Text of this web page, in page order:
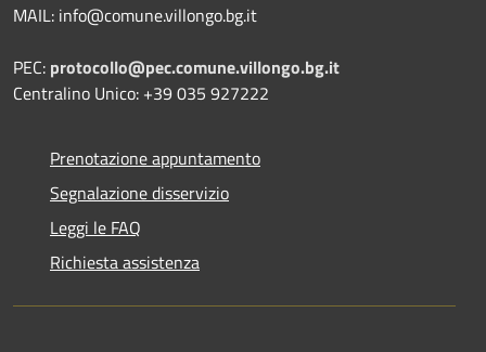
MAIL: info@comune.villongo.bg.it
PEC: protocollo@pec.comune.villongo.bg.it
Centralino Unico: +39 035 927222
Prenotazione appuntamento
Segnalazione disservizio
Leggi le FAQ
Richiesta assistenza